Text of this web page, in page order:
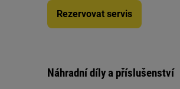
Rezervovat servis
Náhradní díly a příslušenství